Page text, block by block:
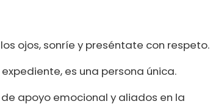
ojos, sonríe y preséntate con respeto.
es una persona única.
apoyo emocional y aliados en la